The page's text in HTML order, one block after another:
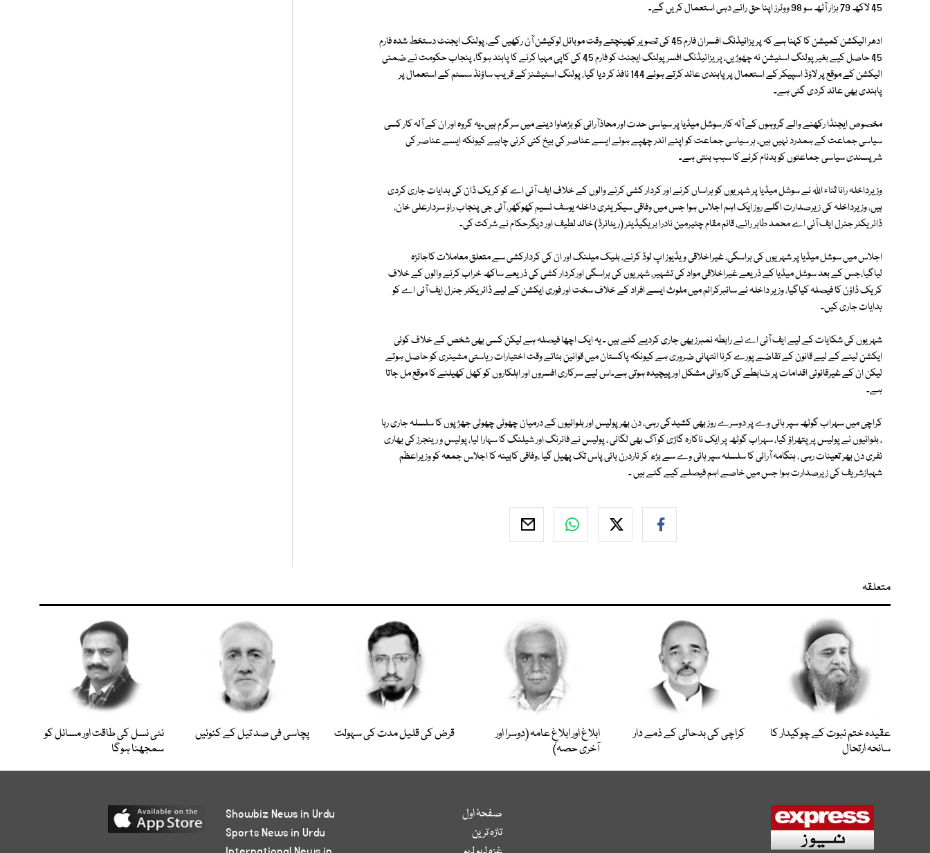
45 لاکھ 79 ہزار آٹھ سو 98 ووٹرز اپنا حق رائے دہی استعمال کریں گے۔
ادھر الیکشن کمیشن کا کہنا ہے کہ پریزائیڈنگ افسران فارم 45 کی تصویر کھینچتے وقت موبائل لوکیشن آن رکھیں گے، پولنگ ایجنٹ دستخط شدہ فارم
45 حاصل کیے بغیر پولنگ اسٹیشن نہ چھوڑیں، پریزائیڈنگ افسر پولنگ ایجنٹ کو فارم 45 کی کاپی مہیا کرنے کا پابند ہوگا، پنجاب حکومت نے ضمنی
الیکشن کے موقع پر لاؤڈ اسپیکر کے استعمال پر پابندی عائد کرتے ہوئے 144 نافذ کر دیا گیا، پولنگ اسٹیشنز کے قریب ساؤنڈ سسٹم کے استعمال پر
پابندی بھی عائد کردی گئی ہے۔
مخصوص ایجنڈا رکھنے والے گروہوں کے آلہ کار سوشل میڈیا پر سیاسی حدت اور محاذآرائی کو بڑھاوا دینے میں سرگرم ہیں۔یہ گروہ اور ان کے آلہ کار کسی
سیاسی جماعت کے ہمدرد نہیں ہیں، ہر سیاسی جماعت کو اپنے اندر چھپے ہوئے ایسے عناصر کی بیخ کنی کرنی چاہیے کیونکہ ایسے عناصر کی
شرپسندی سیاسی جماعتوں کو بدنام کرنے کا سبب بنتی ہے۔
وزیرداخلہ رانا ثناء اللہ نے سوشل میڈیا پر شہریوں کو ہراساں کرنے اور کردار کشی کرنے والوں کے خلاف ایف آئی اے کو کریک ڈان کی ہدایات جاری کردی
ہیں، وزیرداخلہ کی زیرصدارت اگلے روز ایک اہم اجلاس ہوا جس میں وفاقی سیکریٹری داخلہ یوسف نسیم کھوکھر، آئی جی پنجاب راؤ سردارعلی خان،
ڈائریکٹر جنرل ایف آئی اے محمد طاہر رائے، قائم مقام چئیرمین نادرا بریگیڈیئر (ریٹائرڈ) خالد لطیف اور دیگرحکام نے شرکت کی۔
اجلاس میں سوشل میڈیا پر شہریوں کی ہراسگی، غیراخلاقی ویڈیوز اپ لوڈ کرنے، بلیک میلنگ اور ان کی کردارکشی سے متعلق معاملات کاجائزہ
لیاگیا،جس کے بعد سوشل میڈیا کے ذریعے غیراخلاقی مواد کی تشہیر، شہریوں کی ہراسگی اورکردار کشی کی ذریعے ساکھ خراب کرنے والوں کے خلاف
کریک ڈاؤن کا فیصلہ کیاگیا، وزیر داخلہ نے سائبرکرائم میں ملوث ایسے افراد کے خلاف سخت اور فوری ایکشن کے لیے ڈائریکٹر جنرل ایف آئی اے کو
ہدایات جاری کیں۔
شہریوں کی شکایات کے لیے ایف آئی اے نے رابطہ نمبرز بھی جاری کردیے گئے ہیں ۔ یہ ایک اچھا فیصلہ ہے لیکن کسی بھی شخص کے خلاف کوئی
ایکشن لینے کے لیے قانون کے تقاضے پورے کرنا انتہائی ضروری ہے کیونکہ پاکستان میں قوانین بناتے وقت اختیارات ریاستی مشینری کو حاصل ہوتے
لیکن ان کے غیرقانونی اقدامات پر ضابطے کی کاروائی مشکل اور پیچیدہ ہوتی ہے۔اس لیے سرکاری افسروں اور اہلکاروں کو کھل کھیلنے کا موقع مل جاتا
ہے۔
کراچی میں سہراب گوٹھ سپر ہائی وے پر دوسرے روز بھی کشیدگی رہی، دن بھر پولیس اور بلوائیوں کے درمیان چھوٹی چھوٹی جھڑپوں کا سلسلہ جاری رہا
، بلوائیوں نے پولیس پر پتھراؤ کیا، سہراب گوٹھ پر ایک ناکارہ گاڑی کو آگ بھی لگائی ، پولیس نے فائرنگ اور شیلنگ کا سہارا لیا، پولیس و رینجرز کی بھاری
نفری دن بھر تعینات رہی ، ہنگامہ آرائی کا سلسلہ سپر ہائی وے سے بڑھ کر ناردرن بائی پاس تک پھیل گیا ،وفاقی کابینہ کا اجلاس جمعہ کو وزیراعظم
شہبازشریف کی زیرصدارت ہوا جس میں خاصے اہم فیصلے کیے گئے ہیں ۔
متعلقہ
عقیدہ ختم نبوت کے چوکیدار کا
سانحہ ارتحال
کراچی کی بدحالی کے ذمے دار
ابلاغ اور ابلاغِ عامہ (دوسرا اور
آخری حصہ)
قرض کی قلیل مدت کی سہولت پچاسی فی صد تیل کے کنوئیں
نئی نسل کی طاقت اور مسائل کو
سمجھنا ہوگا
صفحۂ اول
تازہ ترین
Showbiz News in Urdu
Sports News in Urdu